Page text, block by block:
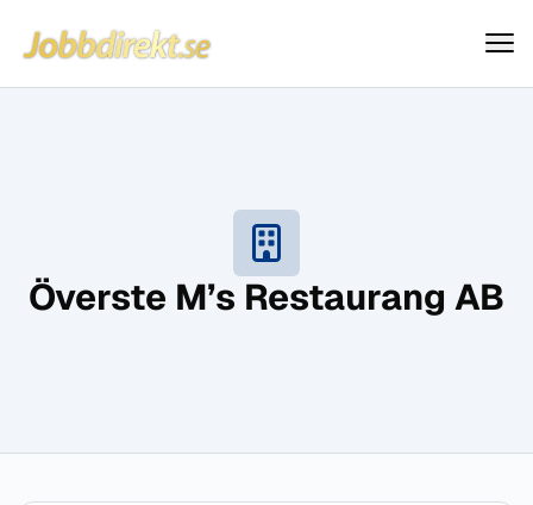
Hoppa till innehåll
Jobbdirekt
Överste M’s Restaurang AB